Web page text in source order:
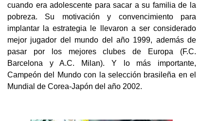
cuando era adolescente para sacar a su familia de la
pobreza. Su motivación y convencimiento para
implantar la estrategia le llevaron a ser considerado
mejor jugador del mundo del año 1999, además de
pasar por los mejores clubes de Europa (F.C.
Barcelona y A.C. Milan). Y lo más importante,
Campeón del Mundo con la selección brasileña en el
Mundial de Corea-Japón del año 2002.